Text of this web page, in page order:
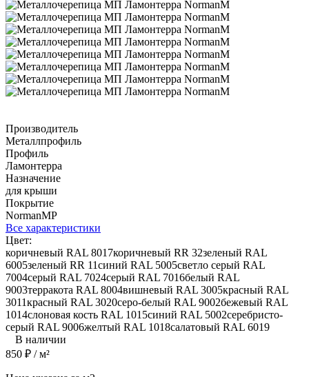
Производитель
Металлпрофиль
Профиль
Ламонтерра
Назначение
для крыши
Покрытие
NormanMP
Все характеристики
Цвет:
коричневый RAL 8017коричневый RR 32зеленый RAL
6005зеленый RR 11синий RAL 5005светло серый RAL
7004серый RAL 7024серый RAL 7016белый RAL
9003терракота RAL 8004вишневый RAL 3005красный RAL
3011красный RAL 3020серо-белый RAL 9002бежевый RAL
1014слоновая кость RAL 1015синий RAL 5002серебристо-
серый RAL 9006желтый RAL 1018салатовый RAL 6019
В наличии
850 ₽ / м²